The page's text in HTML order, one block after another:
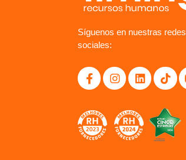
Síguenos en nuestras redes
sociales: